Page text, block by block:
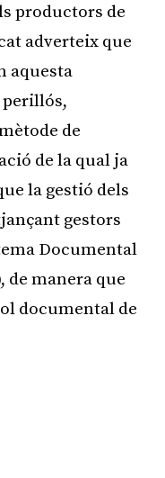
productors de
adverteix que
aquesta
de
de la qual ja
la gestió dels
gestors
Documental
de manera que
documental de